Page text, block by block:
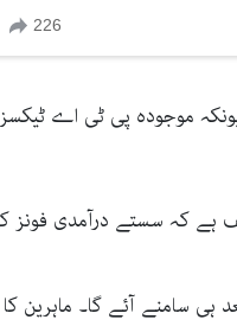
موجودہ پی ٹی اے ٹیکسز
ہے کہ سستے درآمدی
سامنے آئے گا۔ ماہرین کا